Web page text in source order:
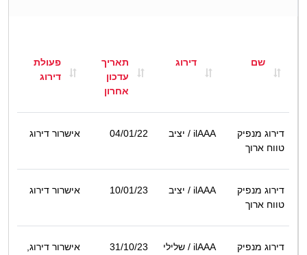
שם דירוג
תאריך
עדכון
אחרון
פעולת
דירוג
דירוג מנפיק
טווח ארוך
ilAAA / יציב 04/01/22 אישרור דירוג
דירוג מנפיק
טווח ארוך
ilAAA / יציב 10/01/23 אישרור דירוג
דירוג מנפיק
ilAAA / שלילי 31/10/23
אישרור דירוג,